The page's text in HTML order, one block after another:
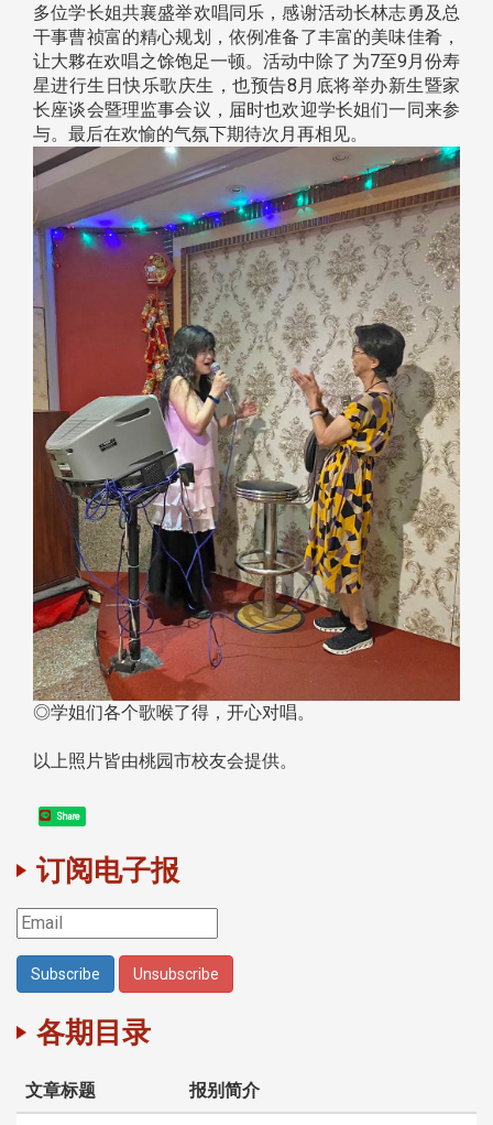
多位学长姐共襄盛举欢唱同乐，感谢活动长林志勇及总
干事曹祯富的精心规划，依例准备了丰富的美味佳肴，
让大夥在欢唱之馀饱足一顿。活动中除了为7至9月份寿
星进行生日快乐歌庆生，也预告8月底将举办新生暨家
长座谈会暨理监事会议，届时也欢迎学长姐们一同来参
与。最后在欢愉的气氛下期待次月再相见。
◎学姐们各个歌喉了得，开心对唱。
以上照片皆由桃园市校友会提供。
Share
订阅电子报
各期目录
文章标题 报别简介